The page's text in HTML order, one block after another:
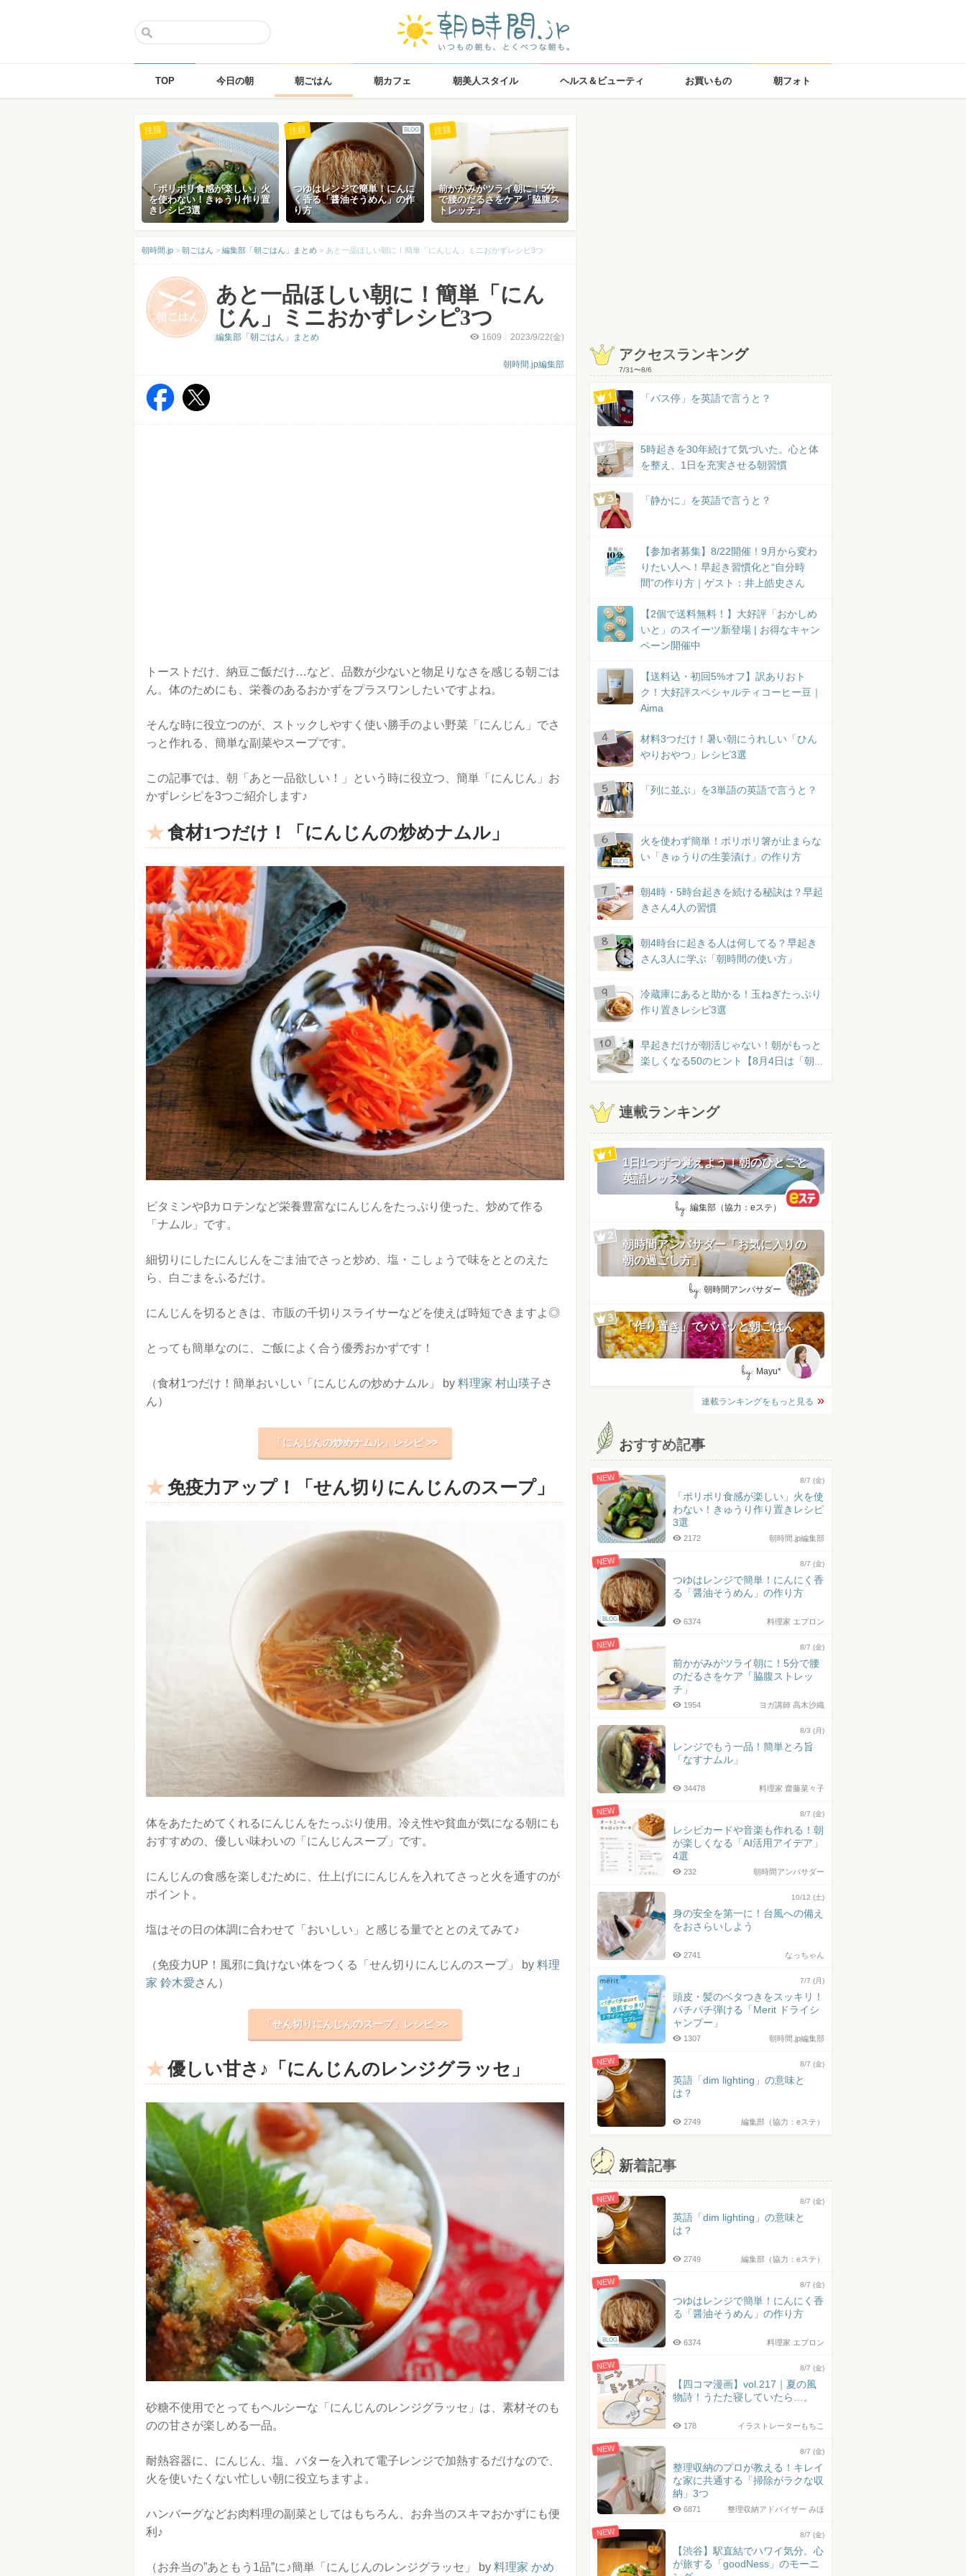
TOP 今日の朝 朝ごはん 朝カフェ 朝美人スタイル ヘルス＆ビューティ お買いもの 朝フォト
「ポリポリ食感が楽しい」火
を使わない！きゅうり作り置
きレシピ3選
注目 BLOG
つゆはレンジで簡単！にんに
く香る「醤油そうめん」の作
り方
注目
前かがみがツライ朝に！5分
で腰のだるさをケア「脇腹ス
トレッチ」
注目
朝時間.jp > 朝ごはん > 編集部「朝ごはん」まとめ > あと一品ほしい朝に！簡単「にんじん」ミニおかずレシピ3つ
あと一品ほしい朝に！簡単「にん
じん」ミニおかずレシピ3つ
1609 2023/9/22(金)
朝時間.jp編集部
編集部「朝ごはん」まとめ
トーストだけ、納豆ご飯だけ…など、品数が少ないと物足りなさを感じる朝ごは
ん。体のためにも、栄養のあるおかずをプラスワンしたいですよね。
そんな時に役立つのが、ストックしやすく使い勝手のよい野菜「にんじん」でさ
っと作れる、簡単な副菜やスープです。
この記事では、朝「あと一品欲しい！」という時に役立つ、簡単「にんじん」お
かずレシピを3つご紹介します♪
食材1つだけ！「にんじんの炒めナムル」
ビタミンやβカロテンなど栄養豊富なにんじんをたっぷり使った、炒めて作る
「ナムル」です。
細切りにしたにんじんをごま油でさっと炒め、塩・こしょうで味をととのえた
ら、白ごまをふるだけ。
にんじんを切るときは、市販の千切りスライサーなどを使えば時短できますよ◎
とっても簡単なのに、ご飯によく合う優秀おかずです！
（食材1つだけ！簡単おいしい「にんじんの炒めナムル」 by 料理家 村山瑛子さ
ん）
「にんじんの炒めナムル」レシピ >>
免疫力アップ！「せん切りにんじんのスープ」
体をあたためてくれるにんじんをたっぷり使用。冷え性や貧血が気になる朝にも
おすすめの、優しい味わいの「にんじんスープ」です。
にんじんの食感を楽しむために、仕上げににんじんを入れてさっと火を通すのが
ポイント。
塩はその日の体調に合わせて「おいしい」と感じる量でととのえてみて♪
（免疫力UP！風邪に負けない体をつくる「せん切りにんじんのスープ」 by 料理
家 鈴木愛さん）
「せん切りにんじんのスープ」レシピ >>
優しい甘さ♪「にんじんのレンジグラッセ」
砂糖不使用でとってもヘルシーな「にんじんのレンジグラッセ」は、素材そのも
のの甘さが楽しめる一品。
耐熱容器に、にんじん、塩、バターを入れて電子レンジで加熱するだけなので、
火を使いたくない忙しい朝に役立ちますよ。
ハンバーグなどお肉料理の副菜としてはもちろん、お弁当のスキマおかずにも便
利♪
（お弁当の”あともう1品”に♪簡単「にんじんのレンジグラッセ」 by 料理家 かめ
アクセスランキング
7/31〜8/6
「バス停」を英語で言うと？
5時起きを30年続けて気づいた。心と体
を整え、1日を充実させる朝習慣
「静かに」を英語で言うと？
【参加者募集】8/22開催！9月から変わ
りたい人へ！早起き習慣化と“自分時
間”の作り方｜ゲスト：井上皓史さん
【2個で送料無料！】大好評「おかしめ
いと」のスイーツ新登場 | お得なキャン
ペーン開催中
【送料込・初回5%オフ】訳ありおト
ク！大好評スペシャルティコーヒー豆｜
Aima
材料3つだけ！暑い朝にうれしい「ひん
やりおやつ」レシピ3選
「列に並ぶ」を3単語の英語で言うと？
BLOG
火を使わず簡単！ポリポリ箸が止まらな
い「きゅうりの生姜漬け」の作り方
朝4時・5時台起きを続ける秘訣は？早起
きさん4人の習慣
朝4時台に起きる人は何してる？早起き
さん3人に学ぶ「朝時間の使い方」
冷蔵庫にあると助かる！玉ねぎたっぷり
作り置きレシピ3選
早起きだけが朝活じゃない！朝がもっと
楽しくなる50のヒント【8月4日は「朝...
連載ランキング
1日1つずつ覚えよう！朝のひとこと
英語レッスン
by: 編集部（協力：eステ）
朝時間アンバサダー「お気に入りの
朝の過ごし方」
by: 朝時間アンバサダー
「作り置き」でパパッと朝ごはん
by: Mayu*
連載ランキングをもっと見る
おすすめ記事
NEW 8/7 (金)
「ポリポリ食感が楽しい」火を使
わない！きゅうり作り置きレシピ
3選
朝時間.jp編集部
2172
NEW
BLOG
8/7 (金)
つゆはレンジで簡単！にんにく香
る「醤油そうめん」の作り方
料理家 エプロン
6374
NEW 8/7 (金)
前かがみがツライ朝に！5分で腰
のだるさをケア「脇腹ストレッ
チ」
ヨガ講師 高木沙織
1954
8/3 (月)
レンジでもう一品！簡単とろ旨
「なすナムル」
料理家 齋藤菜々子
34478
NEW 8/7 (金)
レシピカードや音楽も作れる！朝
が楽しくなる「AI活用アイデア」
4選
朝時間アンバサダー
232
10/12 (土)
身の安全を第一に！台風への備え
をおさらいしよう
なっちゃん
2741
7/7 (月)
頭皮・髪のベタつきをスッキリ！
パチパチ弾ける「Merit ドライシ
ャンプー」
朝時間.jp編集部
1307
NEW 8/7 (金)
英語「dim lighting」の意味と
は？
編集部（協力：eステ）
2749
新着記事
NEW 8/7 (金)
英語「dim lighting」の意味と
は？
編集部（協力：eステ）
2749
NEW
BLOG
8/7 (金)
つゆはレンジで簡単！にんにく香
る「醤油そうめん」の作り方
料理家 エプロン
6374
NEW 8/7 (金)
【四コマ漫画】vol.217｜夏の風
物詩！うたた寝していたら…。
イラストレーターもちこ
178
NEW 8/7 (金)
整理収納のプロが教える！キレイ
な家に共通する「掃除がラクな収
納」3つ
整理収納アドバイザー みほ
6871
NEW 8/7 (金)
【渋谷】駅直結でハワイ気分。心
が旅する「goodNess」のモーニ